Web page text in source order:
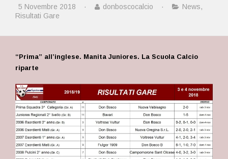
5 Novembre 2018 · donboscocalcio · News,
Risultati Gare
“Prima” all’inglese. Manita Juniores. La Scuola Calcio
riparte